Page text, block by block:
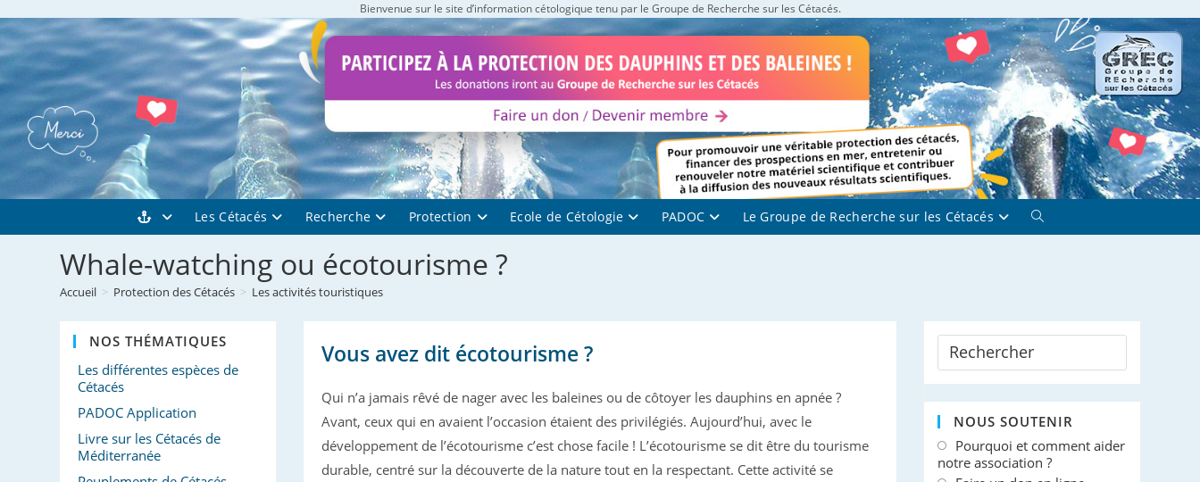
to
content
Bienvenue sur le site d’information cétologique tenu par le Groupe de Recherche sur les Cétacés.
Les Cétacés Recherche Protection Ecole de Cétologie PADOC Le Groupe de Recherche sur les Cétacés Toggle
Whale-watching ou écotourisme ?
Accueil > Protection des Cétacés > Les activités touristiques
Vous avez dit écotourisme ?
Qui n’a jamais rêvé de nager avec les baleines ou de côtoyer les dauphins en apnée ?
Avant, ceux qui en avaient l’occasion étaient des privilégiés. Aujourd’hui, avec le
développement de l’écotourisme c’est chose facile ! L’écotourisme se dit être du tourisme
durable, centré sur la découverte de la nature tout en la respectant. Cette activité se
NOS THÉMATIQUES
Les différentes espèces de
Cétacés
PADOC Application
Livre sur les Cétacés de
Méditerranée
NOUS SOUTENIR
Pourquoi et comment aider
notre association ?